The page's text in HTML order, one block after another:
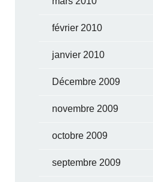
février 2010
janvier 2010
Décembre 2009
novembre 2009
octobre 2009
septembre 2009